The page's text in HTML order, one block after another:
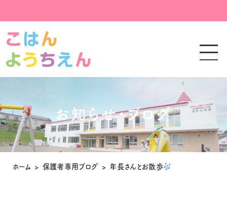
お知らせ・ブログ
ホーム > 保護者専用ブログ > 年長さんとお散歩